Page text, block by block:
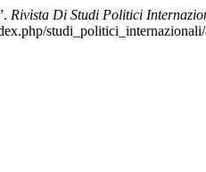
Rivista Di Studi Politici